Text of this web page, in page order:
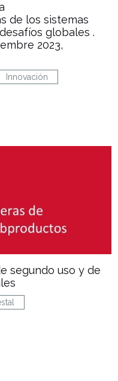
de los sistemas
globales .
2023,
Innovación
segundo uso y de